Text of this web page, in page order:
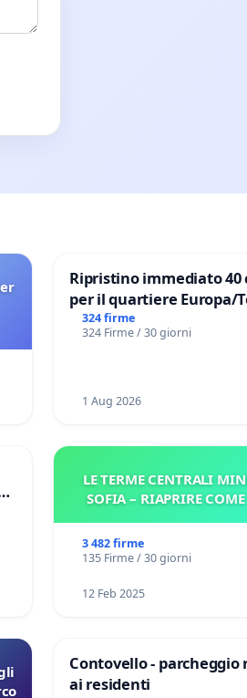
Ripristino immediato 40
per il quartiere Europa/
di Aprilia
324 firme
324 Firme / 30 giorni
1 Aug 2026
LE TERME CENTRALI
SOFIA – RIAPRIRE
3 482 firme
135 Firme / 30 giorni
12 Feb 2025
Contovello - parcheggio
ai residenti